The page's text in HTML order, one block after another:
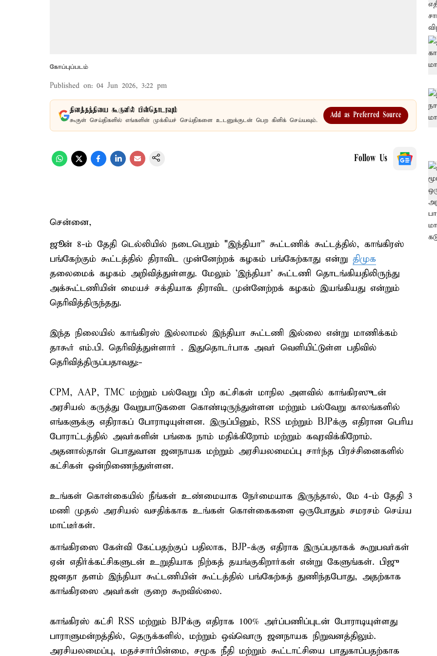
கோப்புப்படம்
Published on: 04 Jun 2026, 3:22 pm
தினத்தந்தியை கூகுளில் பின்தொடரவும்
கூகுள் செய்திகளில் எங்களின் முக்கியச் செய்திகளை உடனுக்குடன் பெற கிளிக் செய்யவும்.
Add as Preferred Source
Follow Us
சென்னை,
ஜூன் 8-ம் தேதி டெல்லியில் நடைபெறும் "இந்தியா” கூட்டணிக் கூட்டத்தில், காங்கிரஸ்
பங்கேற்கும் கூட்டத்தில் திராவிட முன்னேற்றக் கழகம் பங்கேற்காது என்று திமுக
தலைமைக் கழகம் அறிவித்துள்ளது. மேலும் 'இந்தியா' கூட்டணி தொடங்கியதிலிருந்து
அக்கூட்டணியின் மையச் சக்தியாக திராவிட முன்னேற்றக் கழகம் இயங்கியது என்றும்
தெரிவித்திருந்தது.
இந்த நிலையில் காங்கிரஸ் இல்லாமல் இந்தியா கூட்டணி இல்லை என்று மாணிக்கம்
தாகூர் எம்.பி. தெரிவித்துள்ளார் . இதுதொடர்பாக அவர் வெளியிட்டுள்ள பதிவில்
தெரிவித்திருப்பதாவது:-
CPM, AAP, TMC மற்றும் பல்வேறு பிற கட்சிகள் மாநில அளவில் காங்கிரஸுடன்
அரசியல் கருத்து வேறுபாடுகளை கொண்டிருந்துள்ளன மற்றும் பல்வேறு காலங்களில்
எங்களுக்கு எதிராகப் போராடியுள்ளன. இருப்பினும், RSS மற்றும் BJPக்கு எதிரான பெரிய
போராட்டத்தில் அவர்களின் பங்கை நாம் மதிக்கிறோம் மற்றும் கவுரவிக்கிறோம்.
அதனால்தான் பொதுவான ஜனநாயக மற்றும் அரசியலமைப்பு சார்ந்த பிரச்சினைகளில்
கட்சிகள் ஒன்றிணைந்துள்ளன.
உங்கள் கொள்கையில் நீங்கள் உண்மையாக நேர்மையாக இருந்தால், மே 4-ம் தேதி 3
மணி முதல் அரசியல் வசதிக்காக உங்கள் கொள்கைகளை ஒருபோதும் சமரசம் செய்ய
மாட்டீர்கள்.
காங்கிரஸை கேள்வி கேட்பதற்குப் பதிலாக, BJP-க்கு எதிராக இருப்பதாகக் கூறுபவர்கள்
ஏன் எதிர்க்கட்சிகளுடன் உறுதியாக நிற்கத் தயங்குகிறார்கள் என்று கேளுங்கள். பிஜு
ஜனதா தளம் இந்தியா கூட்டணியின் கூட்டத்தில் பங்கேற்கத் துணிந்தபோது, அதற்காக
காங்கிரஸை அவர்கள் குறை கூறவில்லை.
காங்கிரஸ் கட்சி RSS மற்றும் BJPக்கு எதிராக 100% அர்ப்பணிப்புடன் போராடியுள்ளது
பாராளுமன்றத்தில், தெருக்களில், மற்றும் ஒவ்வொரு ஜனநாயக நிறுவனத்திலும்.
அரசியலமைப்பு, மதச்சார்பின்மை, சமூக நீதி மற்றும் கூட்டாட்சியை பாதுகாப்பதற்காக